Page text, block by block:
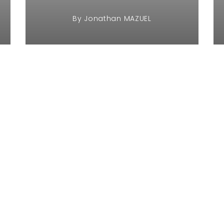
By Jonathan MAZUEL